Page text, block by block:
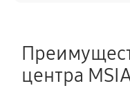
центра